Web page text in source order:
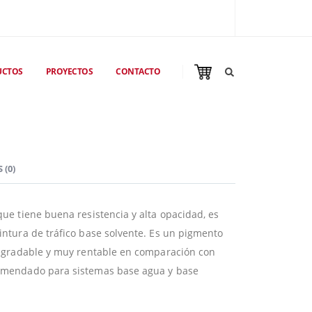
PROYECTOS CONTACTO
(0)
tiene buena resistencia y alta opacidad, es
de tráfico base solvente. Es un pigmento
y muy rentable en comparación con
para sistemas base agua y base